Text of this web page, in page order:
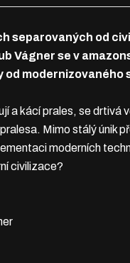
separovaných od
Vágner se v
od modernizovaného
a kácí prales, se drtivá
Mimo stálý únik
moderních
civilizace?